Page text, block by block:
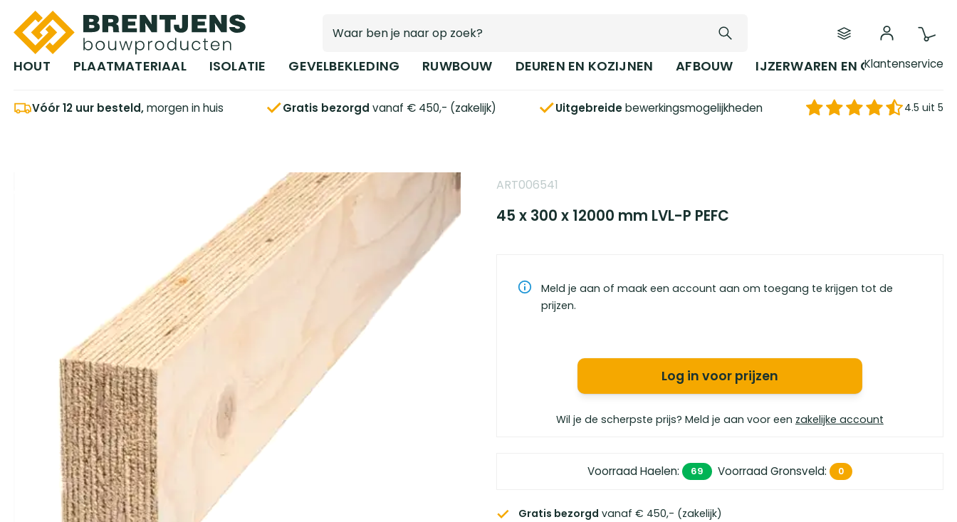
Ga naar hoofdinhoud
HOUT PLAATMATERIAAL ISOLATIE GEVELBEKLEDING RUWBOUW DEUREN EN KOZIJNEN AFBOUW IJZERWAREN EN GEREEDSCHAP
Klantenservice
Vóór 12 uur besteld,morgen in huis Gratis bezorgd vanaf € 450,- (zakelijk) Uitgebreidebewerkingsmogelijkheden 4.5 uit 5
ART006541
45 x 300 x 12000 mm LVL-P PEFC
Meld je aan of maak een account aan om toegang te krijgen tot de
prijzen.
Log in voor prijzen
Wil je de scherpste prijs? Meld je aan voor een zakelijke account
Voorraad Haelen: 69 Voorraad Gronsveld: 0
Gratis bezorgd vanaf € 450,- (zakelijk)